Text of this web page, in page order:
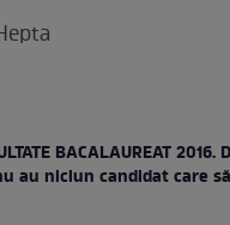
BACALAUREAT
au niciun candidat care